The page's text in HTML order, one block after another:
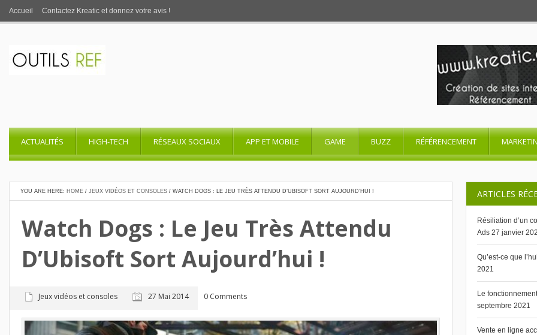
Accueil Contactez Kreatic et donnez votre avis !
ACTUALITÉS HIGH-TECH RÉSEAUX SOCIAUX APP ET MOBILE GAME BUZZ RÉFÉRENCEMENT
ARTICLES
Résiliation d’un
Ads 27 janvier
Qu’est-ce que
2021
Le
septembre 2021
Vente en ligne
YOU ARE HERE: HOME / JEUX VIDÉOS ET CONSOLES / WATCH DOGS : LE JEU TRÈS ATTENDU D’UBISOFT SORT AUJOURD’HUI !
Watch Dogs : Le Jeu Très Attendu
D’Ubisoft Sort Aujourd’hui !
Jeux vidéos et consoles 27 Mai 2014 0 Comments